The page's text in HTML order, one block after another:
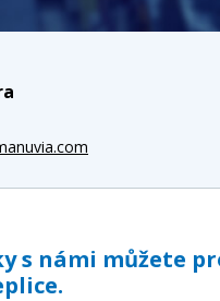
s námi můžete